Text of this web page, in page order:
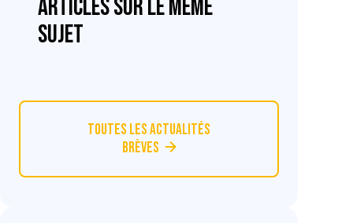
articles sur le même
sujet
Toutes les actualités
Brèves